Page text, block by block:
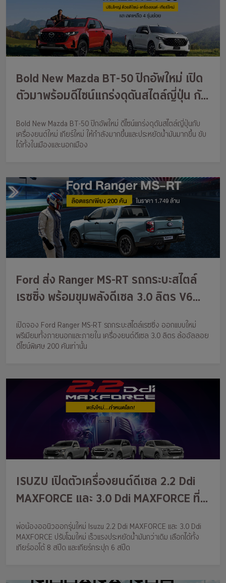
Bold New Mazda BT-50 ปิกอัพใหม่ เปิด
ตัวมาพร้อมดีไซน์แกร่งดุดันสไตล์ญี่ปุ่น กับ
รุ่นย่อยลงเหลือ 4 รุ่น ในราคา 762,000-
1,352,000 บาท
Bold New Mazda BT-50 ปิกอัพใหม่ ดีไซน์แกร่งดุดันสไตล์ญี่ปุ่นกับ
เครื่องยนต์ใหม่ เกียร์ใหม่ ให้กำลังมากขึ้นและประหยัดน้ำมันมากขึ้น ขับ
ได้ทั้งในเมืองและนอกเมือง
Ford ส่ง Ranger MS-RT รถกระบะสไตล์
เรซซิ่ง พร้อมขุมพลังดีเซล 3.0 ลิตร V6
ราคา 1,749,000 บาท
เปิดจอง Ford Ranger MS-RT รถกระบะสไตล์เรซซิ่ง ออกแบบใหม่
พรีเมียมทั้งภายนอกและภายใน เครื่องยนต์ดีเซล 3.0 ลิตร ล้ออัลลอย
ดีไซน์พิเศษ 200 คันเท่านั้น
ISUZU เปิดตัวเครื่องยนต์ดีเซล 2.2 Ddi
MAXFORCE และ 3.0 Ddi MAXFORCE ที่
มากขึ้น พร้อมตอบโจทย์การใช้งานมีให้
เลือกทั้งใน D-MAX และ MU-X
พ่อน้องออนิวออกรุ่นใหม่ Isuzu 2.2 Ddi MAXFORCE และ 3.0 Ddi
MAXFORCE ปรับโฉมใหม่ เร็วแรงประหยัดน้ำมันกว่าเดิม เลือกได้ทั้ง
เกียร์ออโต้ 8 สปีด และเกียร์กระปุก 6 สปีด